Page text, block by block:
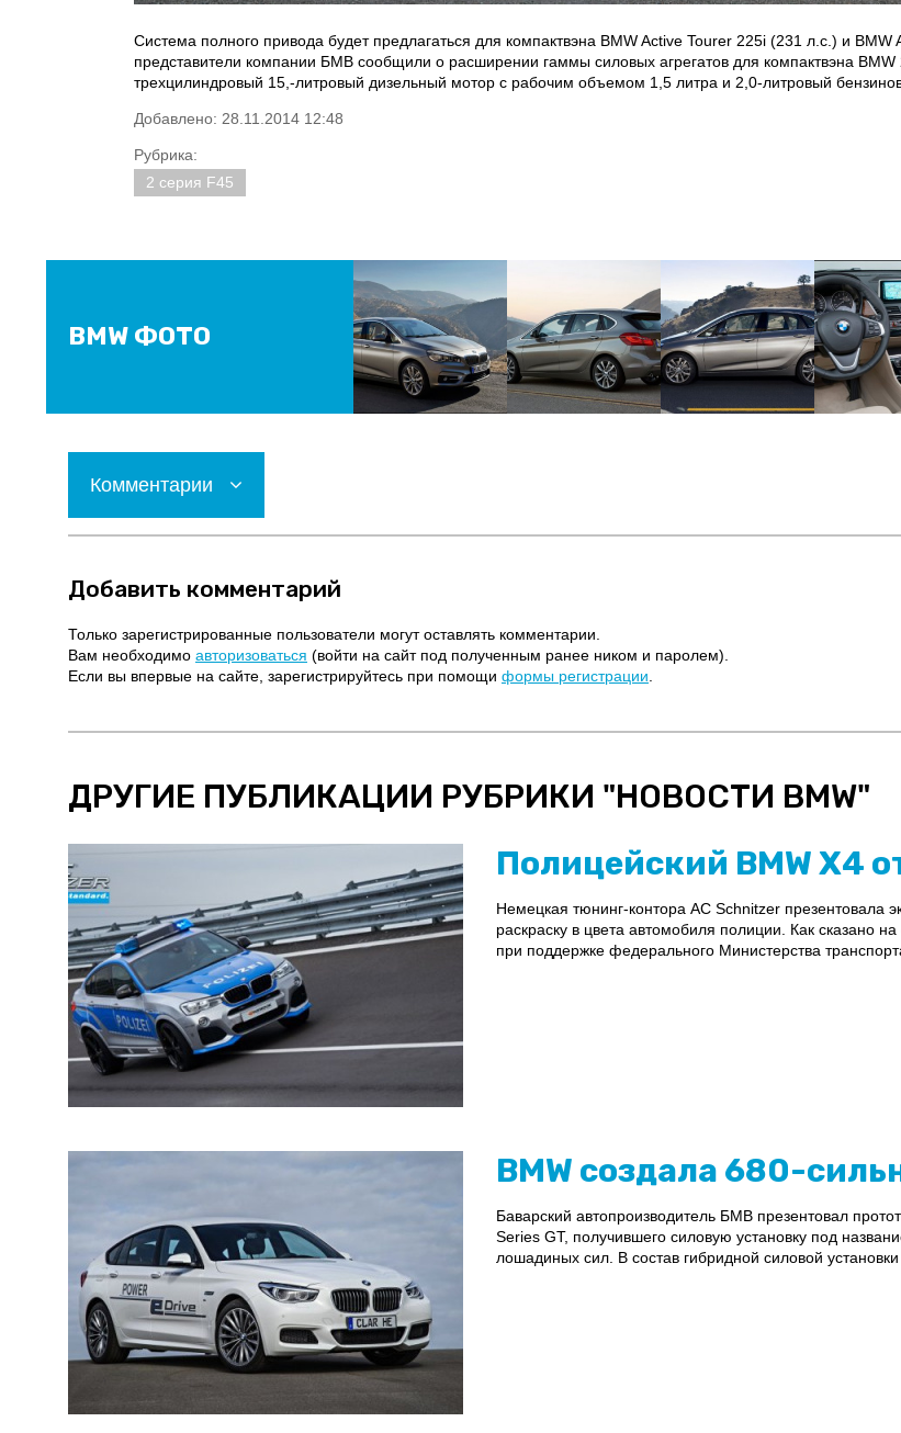
Система полного привода будет предлагаться для компактвэна BMW Active Tourer 225i (231 л.с.) и
представители компании БМВ сообщили о расширении гаммы силовых агрегатов для компактвэна
трехцилиндровый 15,-литровый дизельный мотор с рабочим объемом 1,5 литра и 2,0-литровый
Добавлено: 28.11.2014 12:48
Рубрика:
2 серия F45
BMW ФОТО
Комментарии
Добавить комментарий
Только зарегистрированные пользователи могут оставлять комментарии.
Вам необходимо авторизоваться (войти на сайт под полученным ранее ником и паролем).
Если вы впервые на сайте, зарегистрируйтесь при помощи формы регистрации.
ДРУГИЕ ПУБЛИКАЦИИ РУБРИКИ "НОВОСТИ BMW"
Полицейский BMW X4
Немецкая тюнинг-контора AC Schnitzer презентовала
раскраску в цвета автомобиля полиции. Как сказано
при поддержке федерального Министерства
BMW создала 680-
Баварский автопроизводитель БМВ презентовал
Series GT, получившего силовую установку под
лошадиных сил. В состав гибридной силовой